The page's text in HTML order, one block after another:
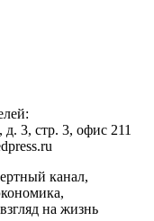
д. 3, стр. 3, офис 211
канал,
на жизнь